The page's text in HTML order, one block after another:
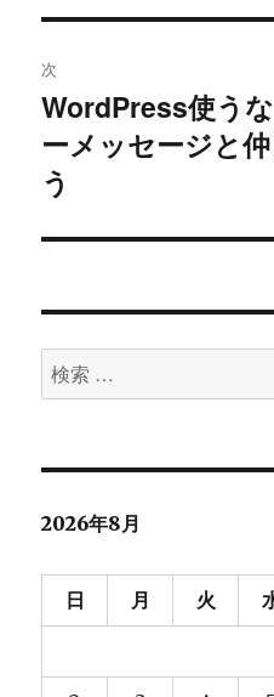
シ
ョ
ン
次
次
の
投
稿:
WordPress使う
ーメッセージと
う
検
索
象:
2026年8月
日 月 火